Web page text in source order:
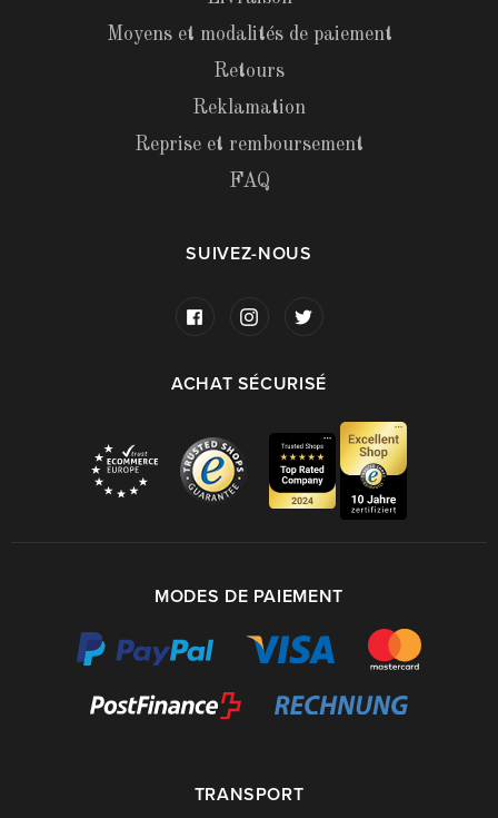
Moyens et modalités de paiement
Retours
Reklamation
Reprise et remboursement
FAQ
SUIVEZ-NOUS
ACHAT SÉCURISÉ
MODES DE PAIEMENT
TRANSPORT